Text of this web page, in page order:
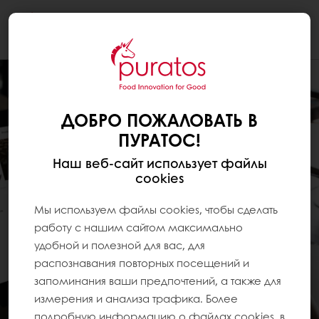
ДОБРО ПОЖАЛОВАТЬ В
ПУРАТОС!
Наш веб-сайт использует файлы
cookies
Мы используем файлы cookies, чтобы сделать
работу с нашим сайтом максимально
удобной и полезной для вас, для
распознавания повторных посещений и
запоминания ваши предпочтений, а также для
измерения и анализа трафика. Более